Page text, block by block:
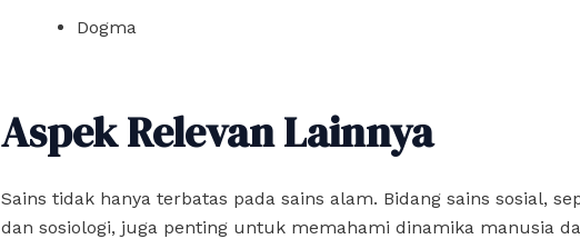
Dogma
Aspek Relevan Lainnya
Sains tidak hanya terbatas pada sains alam. Bidang sains sosial,
dan sosiologi, juga penting untuk memahami dinamika manusia